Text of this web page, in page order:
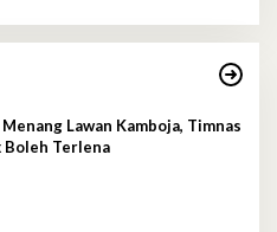
Lawan Kamboja, Timnas
Boleh Terlena